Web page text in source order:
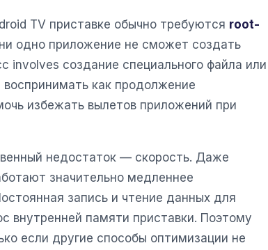
TV приставке обычно требуются root-
одно приложение не сможет создать
involves создание специального файла или
как продолжение
избежать вылетов приложений при
недостаток — скорость. Даже
значительно медленнее
запись и чтение данных для
внутренней памяти приставки. Поэтому
если другие способы оптимизации не